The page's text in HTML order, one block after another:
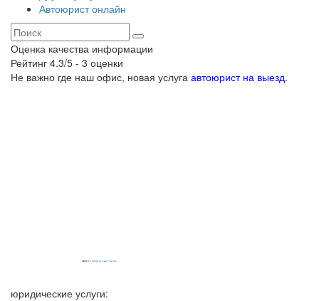
Автоюрист онлайн
Оценка качества информации
Рейтинг 4.3/5 - 3 оценки
Не важно где наш офис, новая услуга автоюрист на выезд.
Powered by embedgooglemaps EN & iamsterdamcard.it
юридические услуги: